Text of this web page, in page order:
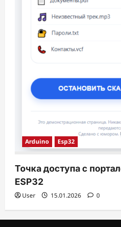
Arduino Esp32
Точка доступа с
ESP32
User 15.01.2026 0